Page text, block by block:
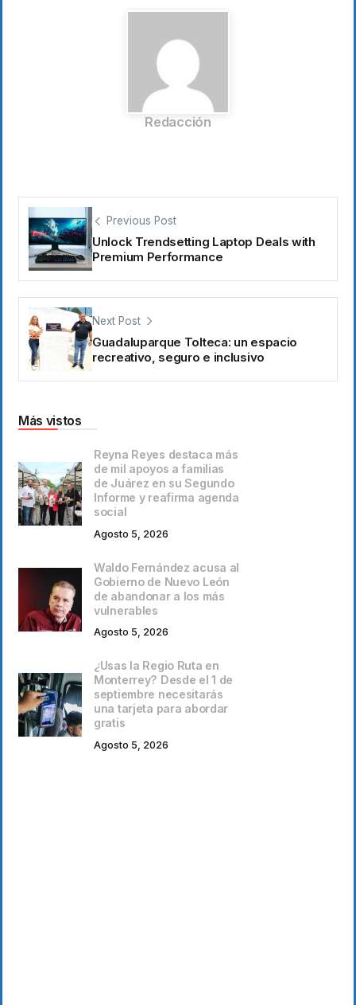
Redacción
Previous Post
Unlock Trendsetting Laptop Deals with
Premium Performance
Next Post
Guadaluparque Tolteca: un espacio
recreativo, seguro e inclusivo
Más vistos
Reyna Reyes destaca más
de mil apoyos a familias
de Juárez en su Segundo
Informe y reafirma agenda
social
Agosto 5, 2026
Waldo Fernández acusa al
Gobierno de Nuevo León
de abandonar a los más
vulnerables
Agosto 5, 2026
¿Usas la Regio Ruta en
Monterrey? Desde el 1 de
septiembre necesitarás
una tarjeta para abordar
gratis
Agosto 5, 2026